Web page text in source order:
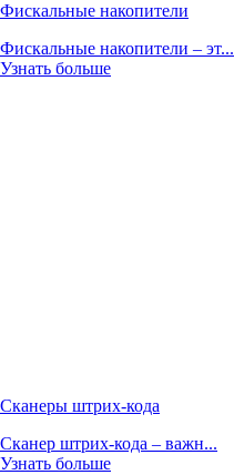
Фискальные накопители
Фискальные накопители – эт...
Узнать больше
Сканеры штрих-кода
Сканер штрих-кода – важн...
Узнать больше